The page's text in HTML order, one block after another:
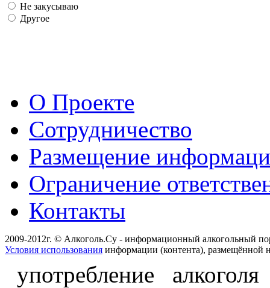
Не закусываю
Другое
О Проекте
Сотрудничество
Размещение
Ограничение
Контакты
2009-2012г. © Алкоголь.Су - информационный алкогольный
Условия использования информации (контента), размещённой
употребление